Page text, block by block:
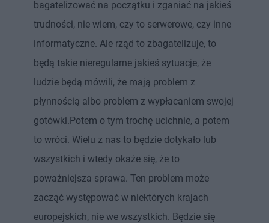
bagatelizować na początku i zganiać na jakieś
trudności, nie wiem, czy to serwerowe, czy inne
informatyczne. Ale rząd to zbagatelizuje, to
będą takie nieregularne jakieś sytuacje, że
ludzie będą mówili, że mają problem z
płynnością albo problem z wypłacaniem swojej
gotówki.Potem o tym trochę ucichnie, a potem
to wróci. Wielu z nas to będzie dotykało lub
wszystkich i wtedy okaże się, że to
poważniejsza sprawa. Ten problem może
zacząć występować w niektórych krajach
europejskich, nie we wszystkich. Będzie się